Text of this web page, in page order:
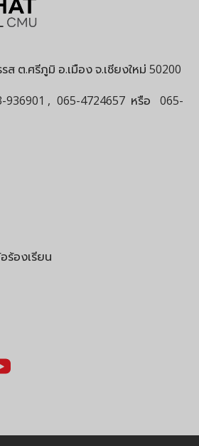
ส ต.ศรีภูมิ อ.เมือง จ.เชียงใหม่ 50200
936901 , 065-4724657 หรือ
065-
ร้องเรียน